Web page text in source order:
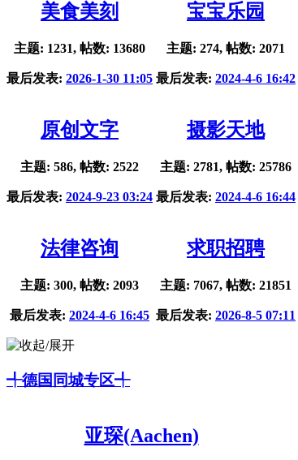
美食美刻
主题: 1231, 帖数: 13680
最后发表: 2026-1-30 11:05
宝宝乐园
主题: 274, 帖数: 2071
最后发表: 2024-4-6 16:42
原创文字
主题: 586, 帖数: 2522
最后发表: 2024-9-23 03:24
摄影天地
主题: 2781, 帖数: 25786
最后发表: 2024-4-6 16:44
法律咨询
主题: 300, 帖数: 2093
最后发表: 2024-4-6 16:45
求职招聘
主题: 7067, 帖数: 21851
最后发表: 2026-8-5 07:11
╃德国同城专区╃
亚琛(Aachen)